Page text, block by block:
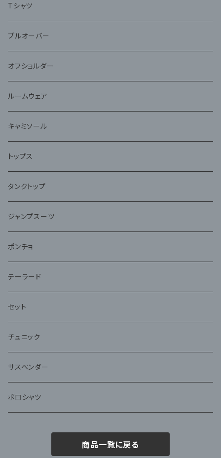
Tシャツ
プルオーバー
オフショルダー
ルームウェア
キャミソール
トップス
タンクトップ
ジャンプスーツ
ポンチョ
テーラード
セット
チュニック
サスペンダー
ポロシャツ
商品一覧に戻る